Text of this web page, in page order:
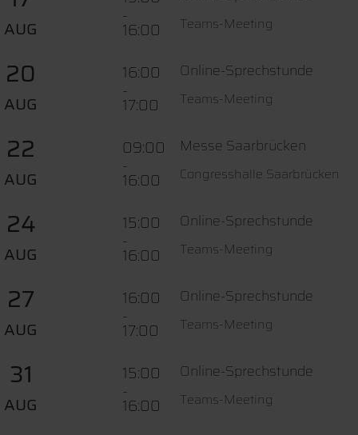
AUG
-
16:00 Teams-Meeting
20
AUG
16:00
-
17:00
Online-Sprechstunde
Teams-Meeting
22
AUG
09:00
-
16:00
Messe Saarbrücken
Congresshalle Saarbrücken
24
AUG
15:00
-
16:00
Online-Sprechstunde
Teams-Meeting
27
AUG
16:00
-
17:00
Online-Sprechstunde
Teams-Meeting
31
AUG
15:00
-
16:00
Online-Sprechstunde
Teams-Meeting